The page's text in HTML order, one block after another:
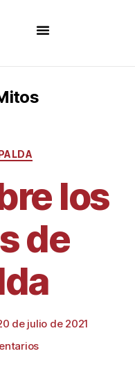
los
de
de julio de 2021